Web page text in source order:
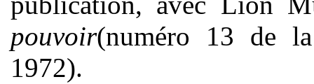
pouvoir(numéro 13 de la
1972).